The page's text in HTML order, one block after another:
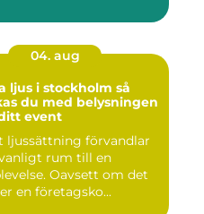
04. aug
ljus i stockholm så
du med belysningen
event
ljussättning förvandlar
rum till en
Oavsett om det
en företagsko...